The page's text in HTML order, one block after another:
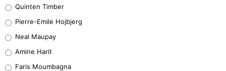
5%
1%
Quinten Timber
Pierre-Emile Hojbjerg
Neal Maupay
Amine Harit
Faris Moumbagna